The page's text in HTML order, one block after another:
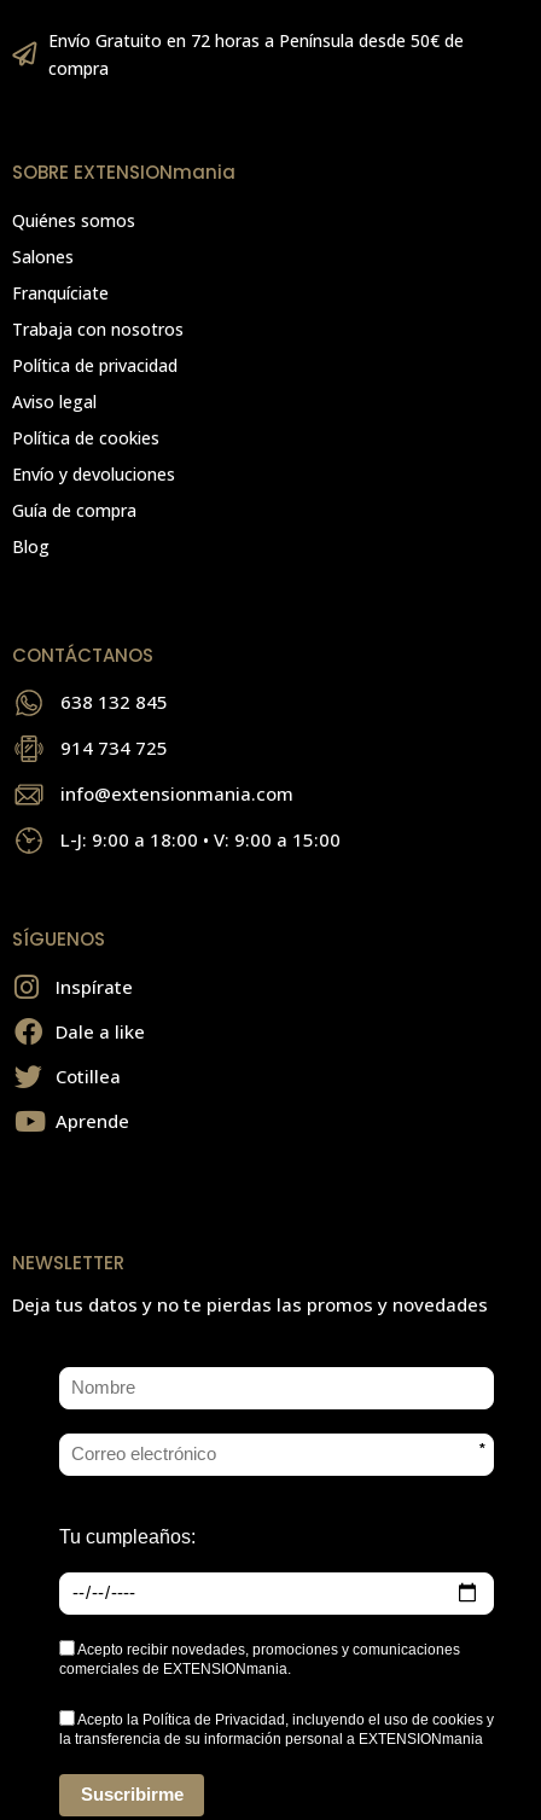
Envío Gratuito en 72 horas a Península desde 50€ de
compra
SOBRE EXTENSIONmania
Quiénes somos
Salones
Franquíciate
Trabaja con nosotros
Política de privacidad
Aviso legal
Política de cookies
Envío y devoluciones
Guía de compra
Blog
CONTÁCTANOS
638 132 845
914 734 725
info@extensionmania.com
L-J: 9:00 a 18:00 • V: 9:00 a 15:00
SÍGUENOS
Inspírate
Dale a like
Cotillea
Aprende
NEWSLETTER
Deja tus datos y no te pierdas las promos y novedades
*
Tu cumpleaños:
Acepto recibir novedades, promociones y comunicaciones
comerciales de EXTENSIONmania.
Acepto la Política de Privacidad , incluyendo el uso de cookies y
la transferencia de su información personal a EXTENSIONmania
Suscribirme